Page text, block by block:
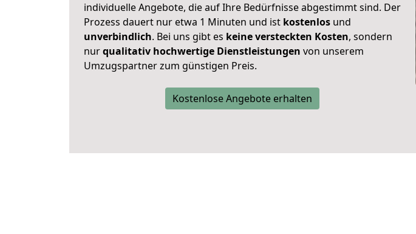
individuelle Angebote, die auf Ihre Bedürfnisse abgestimmt sind. Der
Prozess dauert nur etwa 1 Minuten und ist kostenlos und
unverbindlich. Bei uns gibt es keine versteckten Kosten, sondern
nurqualitativ hochwertige Dienstleistungen von unserem
Umzugspartner zum günstigen Preis.
Kostenlose Angebote erhalten